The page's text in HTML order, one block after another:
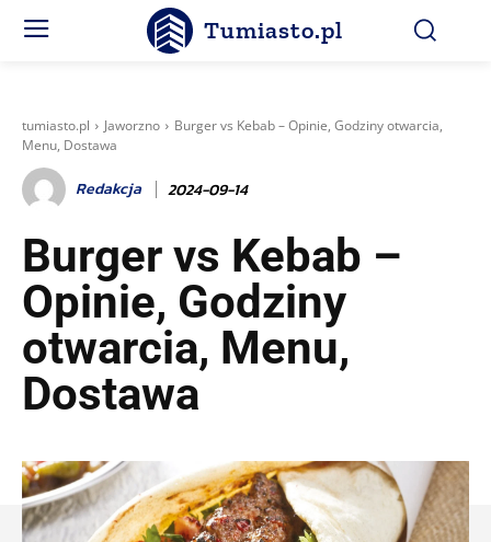
Tumiasto.pl
tumiasto.pl Jaworzno
Burger vs Kebab – Opinie, Godziny otwarcia,
Menu, Dostawa
Redakcja 2024-09-14
Burger vs Kebab –
Opinie, Godziny
otwarcia, Menu,
Dostawa